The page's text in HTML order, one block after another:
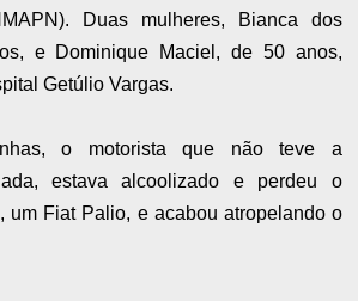
Duas mulheres,
Bianca dos
e Dominique Maciel, de 50 anos,
Getúlio Vargas.
o motorista que não teve a
estava alcoolizado e perdeu o
um Fiat Palio, e acabou atropelando o